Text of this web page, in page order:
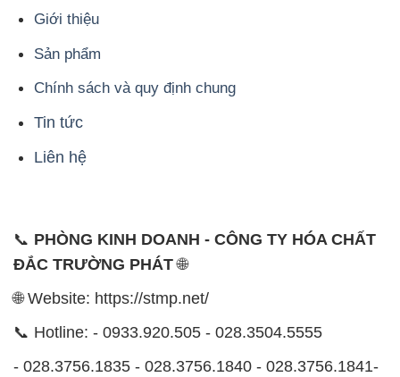
Giới thiệu
Sản phẩm
Chính sách và quy định chung
Tin tức
Liên hệ
📞 PHÒNG KINH DOANH - CÔNG TY HÓA CHẤT
ĐẮC TRƯỜNG PHÁT🌐
🌐 Website: https://stmp.net/
📞 Hotline: - 0933.920.505 - 028.3504.5555
- 028.3756.1835 - 028.3756.1840 - 028.3756.1841-